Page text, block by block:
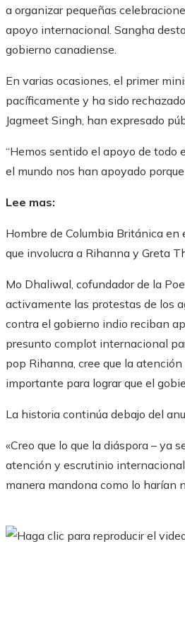
a organizar pequeñas
apoyo internacional. Sangha
gobierno canadiense.
En varias ocasiones, el primer
pacíficamente y ha sido
Jagmeet Singh, han expresado
“Hemos sentido el apoyo de todo
el mundo nos han apoyado
Lee mas:
Hombre de Columbia Británica
que involucra a Rihanna y Greta
Mo Dhaliwal, cofundador de la
activamente las protestas de los
contra el gobierno indio reciban
presunto complot internacional
pop Rihanna, cree que la
importante para lograr que el
La historia continúa debajo del
«Creo que lo que la diáspora – ya
atención y escrutinio
manera mandona como lo harían